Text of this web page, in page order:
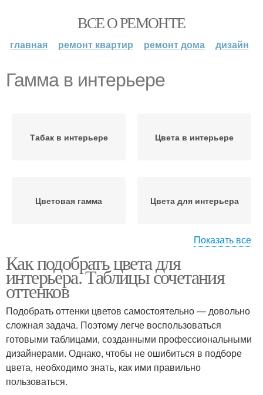
ВСЕ О РЕМОНТЕ
главная ремонт квартир ремонт дома дизайн
Гамма в интерьере
Табак в интерьере Цвета в интерьере
Цветовая гамма Цвета для интерьера
Гамма в одежде Цветы в интерьере
Современный интерьер Цветовые гаммы
Показать все
Как подобрать цвета для
интерьера. Таблицы сочетания
оттенков
Подобрать оттенки цветов самостоятельно — довольно
сложная задача. Поэтому легче воспользоваться
готовыми таблицами, созданными профессиональными
дизайнерами. Однако, чтобы не ошибиться в подборе
цвета, необходимо знать, как ими правильно
пользоваться.